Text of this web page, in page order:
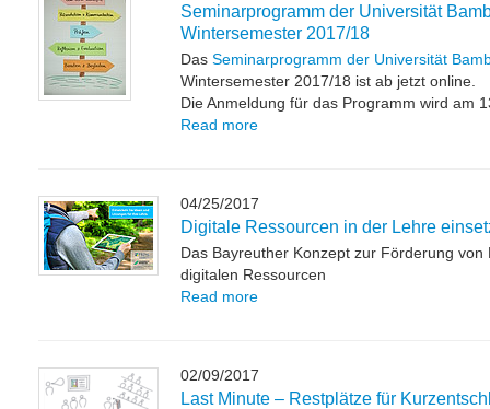
Seminarprogramm der Universität
Wintersemester 2017/18
Das Seminarprogramm der Universität
Wintersemester 2017/18 ist ab jetzt online.
Die Anmeldung für das Programm wird am
Read more
04/25/2017
Digitale Ressourcen in der Lehre
Das Bayreuther Konzept zur Förderung
digitalen Ressourcen
Read more
02/09/2017
Last Minute – Restplätze für